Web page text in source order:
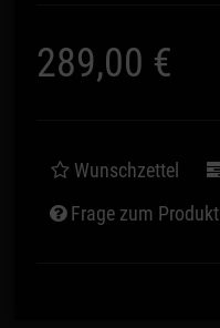
289,00 €
Wunschzettel
Frage zum Produkt